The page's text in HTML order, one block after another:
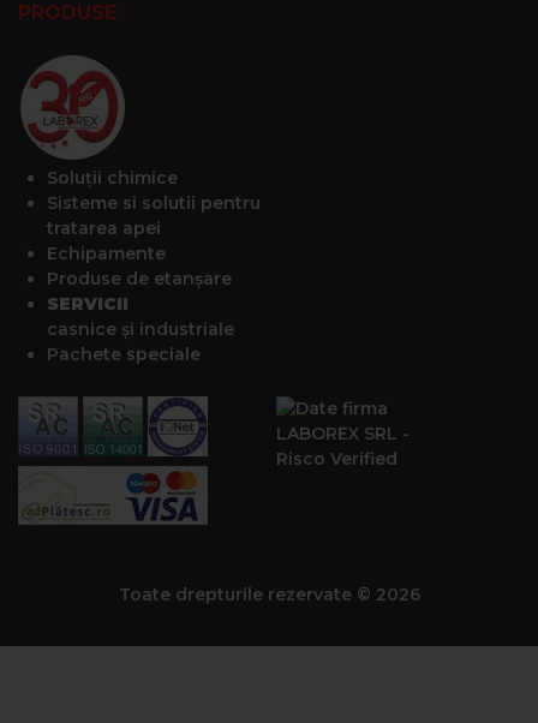
PRODUSE
Soluții chimice
Sisteme si solutii pentru
tratarea apei
Echipamente
Produse de etanșare
SERVICII
casnice și industriale
Pachete speciale
Toate drepturile rezervate © 2026